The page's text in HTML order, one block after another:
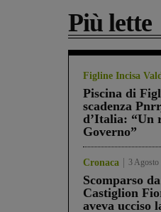
Più lette
Figline Incisa
Piscina di
scadenza
d’Italia: “Un
Governo”
Cronaca 3 Agosto
Scomparso
Castiglion
aveva ucciso